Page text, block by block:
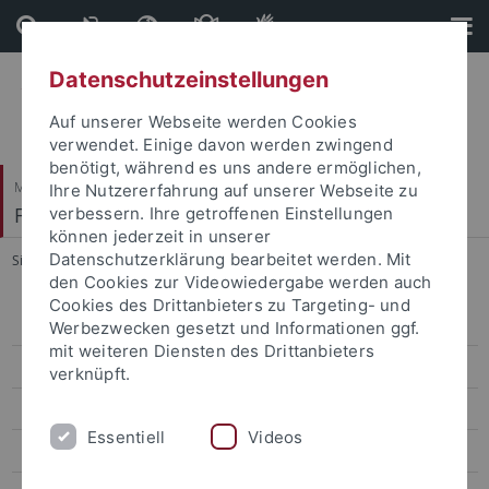
Direkt
zum
Inhalt
Direkt
zur
Fußleiste
Mathematisch-Naturwissenschaftliche Fakultät
Fachbereich Informatik
Sie sind hier: Startseite ... Home
Home
Team
Lehre
Datenschutzeinstellungen
Auf unserer Webseite werden Cookies
verwendet. Einige davon werden zwingend
benötigt, während es uns andere ermöglichen,
Ihre Nutzererfahrung auf unserer Webseite zu
verbessern. Ihre getroffenen Einstellungen
können jederzeit in unserer
Datenschutzerklärung bearbeitet werden. Mit
den Cookies zur Videowiedergabe werden auch
Cookies des Drittanbieters zu Targeting- und
Werbezwecken gesetzt und Informationen ggf.
mit weiteren Diensten des Drittanbieters
verknüpft.
Essentiell Videos